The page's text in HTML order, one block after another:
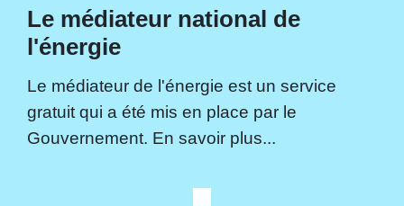
Le médiateur national de
l'énergie
Le médiateur de l'énergie est un service
gratuit qui a été mis en place par le
Gouvernement. En savoir plus...